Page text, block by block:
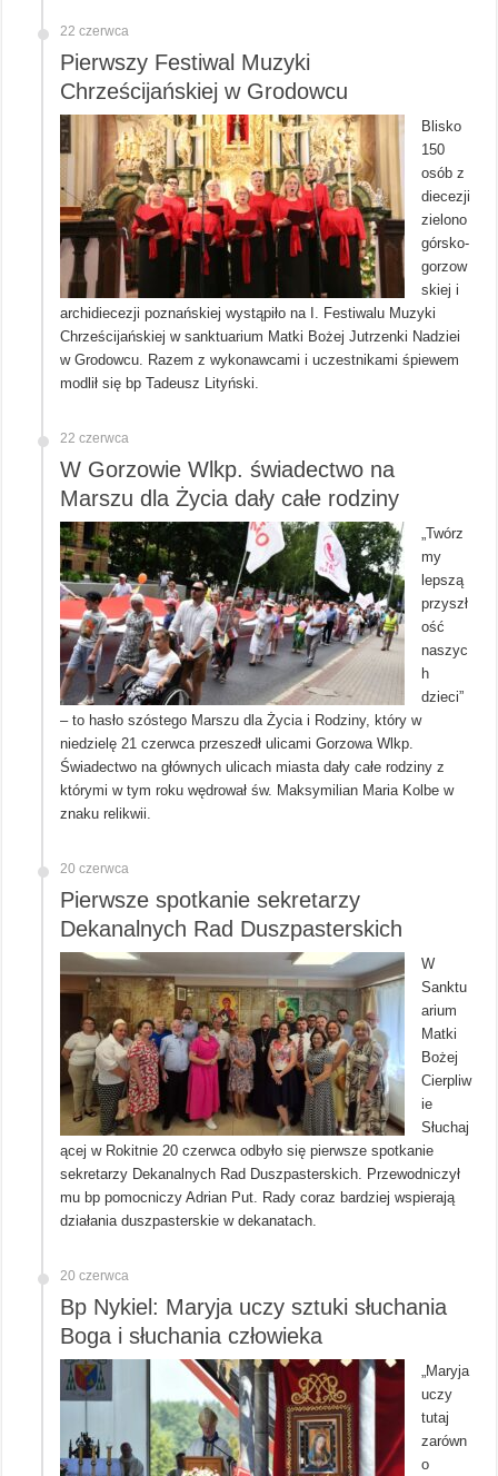
22 czerwca
Pierwszy Festiwal Muzyki
Chrześcijańskiej w Grodowcu
Blisko
150
osób z
diecezji
zielono
górsko-
gorzow
skiej i
archidiecezji poznańskiej wystąpiło na I. Festiwalu Muzyki
Chrześcijańskiej w sanktuarium Matki Bożej Jutrzenki Nadziei
w Grodowcu. Razem z wykonawcami i uczestnikami śpiewem
modlił się bp Tadeusz Lityński.
22 czerwca
W Gorzowie Wlkp. świadectwo na
Marszu dla Życia dały całe rodziny
„Twórz
my
lepszą
przyszł
ość
naszyc
h
dzieci”
– to hasło szóstego Marszu dla Życia i Rodziny, który w
niedzielę 21 czerwca przeszedł ulicami Gorzowa Wlkp.
Świadectwo na głównych ulicach miasta dały całe rodziny z
którymi w tym roku wędrował św. Maksymilian Maria Kolbe w
znaku relikwii.
20 czerwca
Pierwsze spotkanie sekretarzy
Dekanalnych Rad Duszpasterskich
W
Sanktu
arium
Matki
Bożej
Cierpliw
ie
Słuchaj
ącej w Rokitnie 20 czerwca odbyło się pierwsze spotkanie
sekretarzy Dekanalnych Rad Duszpasterskich. Przewodniczył
mu bp pomocniczy Adrian Put. Rady coraz bardziej wspierają
działania duszpasterskie w dekanatach.
20 czerwca
Bp Nykiel: Maryja uczy sztuki słuchania
Boga i słuchania człowieka
„Maryja
uczy
tutaj
zarówn
o